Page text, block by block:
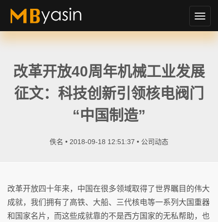
切
换
改革开放40周年机械工业发展
征文：科技创新引领核电阀门
“中国制造”
佚名 • 2018-09-18 12:51:37 • 公司动态
改革开放四十年来，中国在很多领域取得了世界瞩目的伟大
成就，我们拥有了高铁、大船、三代核电等一系列大国重器
和国家名片，而这些成就靠的不是西方国家的无私帮助，也